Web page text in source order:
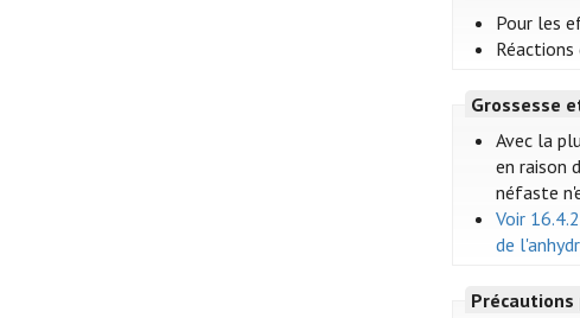
Pour les
Réactions
Grossesse
Avec la
en raison
néfaste
Voir
de